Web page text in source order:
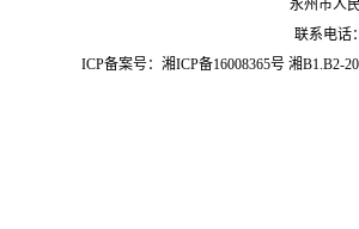
永州市人
联系电话
ICP备案号： 湘ICP备16008365号 湘B1.B2-